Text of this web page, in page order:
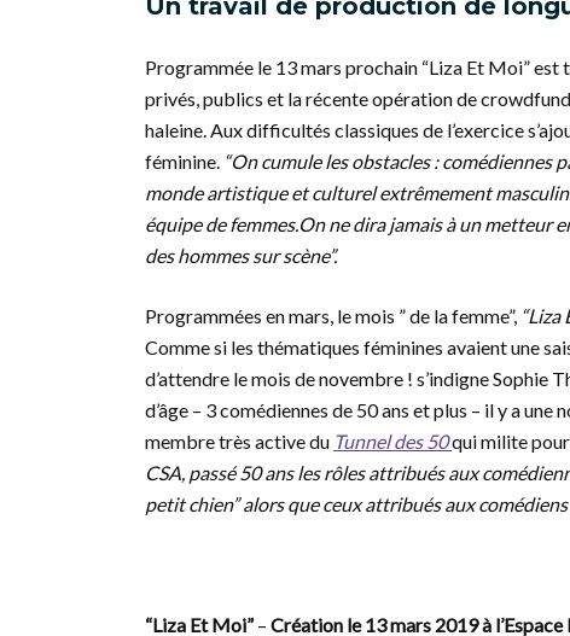
Un travail de production de
Programmée le 13 mars prochain “Liza Et Moi”
privés, publics et la récente opération de
haleine. Aux difficultés classiques de l’exercice
féminine. “On cumule les obstacles : comédiennes
monde artistique et culturel extrêmement
équipe de femmes.On ne dira jamais à un metteur
des hommes sur scène”.
Programmées en mars, le mois ” de la femme”, “Liza
Comme si les thématiques féminines avaient une
d’attendre le mois de novembre ! s’indigne Sophie
d’âge – 3 comédiennes de 50 ans et plus – il y a
membre très active du Tunnel des 50qui milite
CSA, passé 50 ans les rôles attribués aux
petit chien” alors que ceux attribués aux
“Liza Et Moi”– Création le 13 mars 2019 à